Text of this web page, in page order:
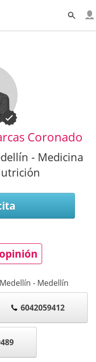
Coronado
- Medicina
- Medellín
6042059412